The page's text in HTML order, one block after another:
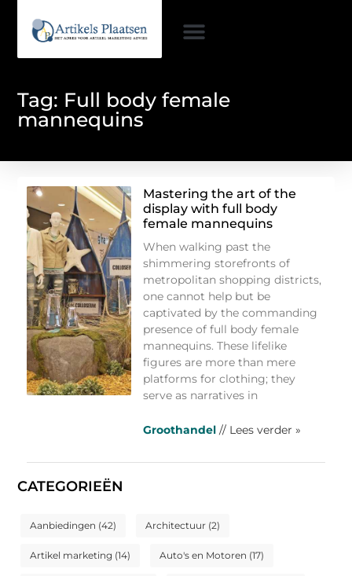
Tag: Full body female
mannequins
CATEGORIEËN
Aanbiedingen (42) Architectuur (2)
Artikel marketing (14) Auto's en Motoren (17)
Mastering the art of the
display with full body
female mannequins
When walking past the
shimmering storefronts of
metropolitan shopping districts,
one cannot help but be
captivated by the commanding
presence of full body female
mannequins. These lifelike
figures are more than mere
platforms for clothing; they
serve as narratives in
Groothandel // Lees verder »